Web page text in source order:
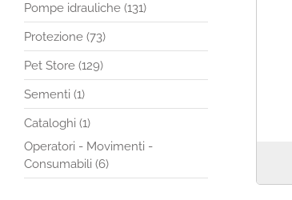
Pompe idrauliche (131)
Protezione (73)
Pet Store (129)
Sementi (1)
Cataloghi (1)
Operatori - Movimenti -
Consumabili (6)